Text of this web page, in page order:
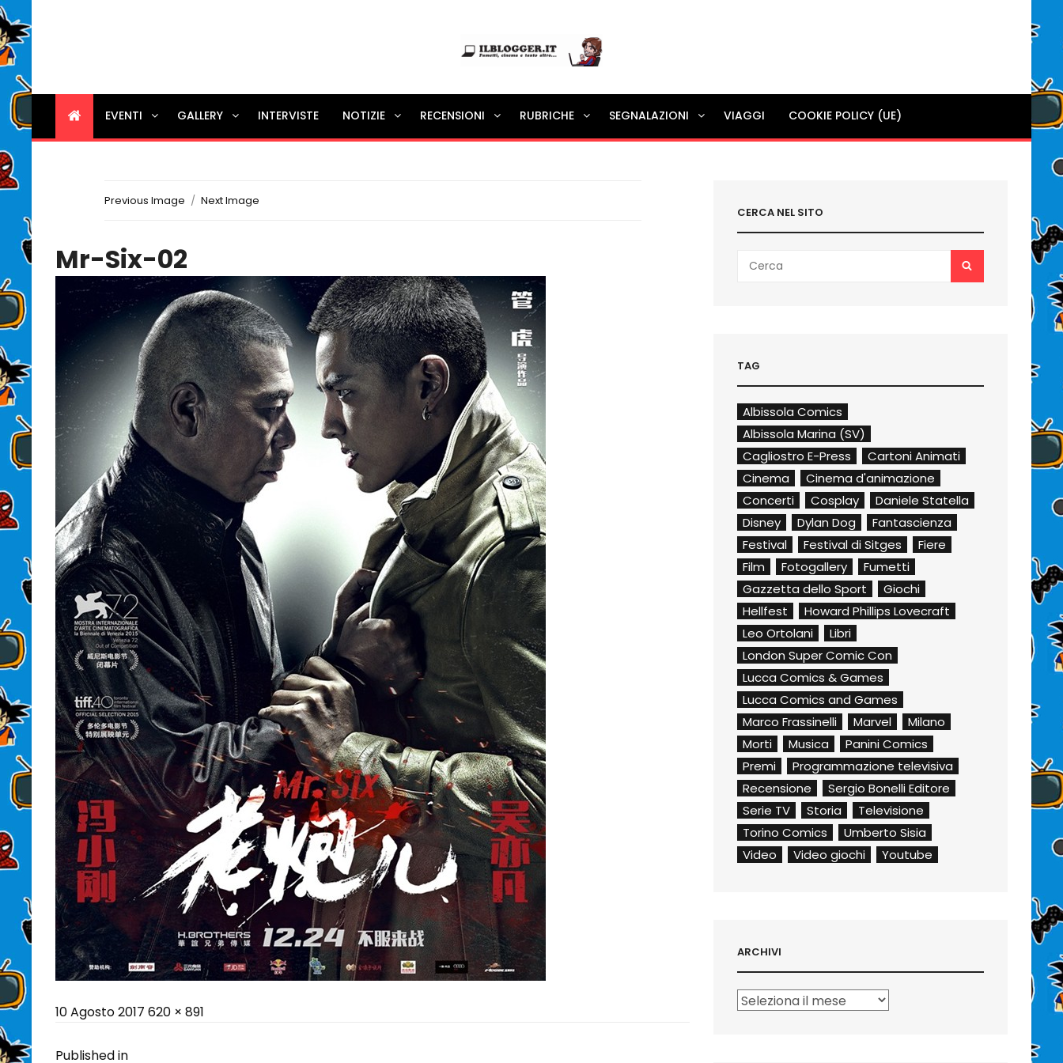
Ilblogger.it
Il portalino di blog |
EVENTI GALLERY INTERVISTE NOTIZIE RECENSIONI RUBRICHE SEGNALAZIONI VIAGGI COOKIE POLICY (UE)
Previous Image Next Image
Mr-Six-02
Posted
10 Agosto 2017 Full
620 × 891
Published in
CERCA NEL SITO
for:
TAG
Albissola Comics
Albissola Marina (SV)
Cagliostro E-Press
Cartoni Animati
Cinema
Cinema d'animazione
Concerti
Cosplay
Daniele Statella
Disney
Dylan Dog
Fantascienza
Festival
Festival di Sitges
Fiere
Film
Fotogallery
Fumetti
Gazzetta dello Sport
Giochi
Hellfest
Howard Phillips Lovecraft
Leo Ortolani
Libri
London Super Comic Con
Lucca Comics & Games
Lucca Comics and Games
Marco Frassinelli
Marvel
Milano
Morti
Musica
Panini Comics
Premi
Programmazione televisiva
Recensione
Sergio Bonelli Editore
Serie TV
Storia
Televisione
Torino Comics
Umberto Sisia
Video
Video giochi Youtube
ARCHIVI
Archivi